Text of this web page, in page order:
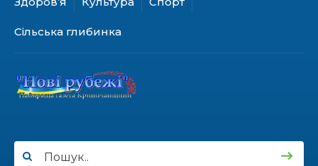
ветерани разом створюють
Куди звернутися мешканцям
Криничанської громади за
17.07.2026
Сільська глибинка